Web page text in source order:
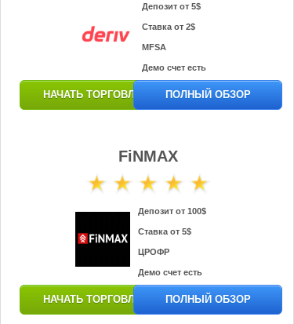
Депозит от 5$
Ставка от 2$
MFSA
Демо счет есть
НАЧАТЬ ТОРГОВЛЮ ПОЛНЫЙ ОБЗОР
FiNMAX
Депозит от 100$
Ставка от 5$
ЦРОФР
Демо счет есть
НАЧАТЬ ТОРГОВЛЮ ПОЛНЫЙ ОБЗОР